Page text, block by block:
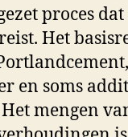
proces
Het
en soms
mengen